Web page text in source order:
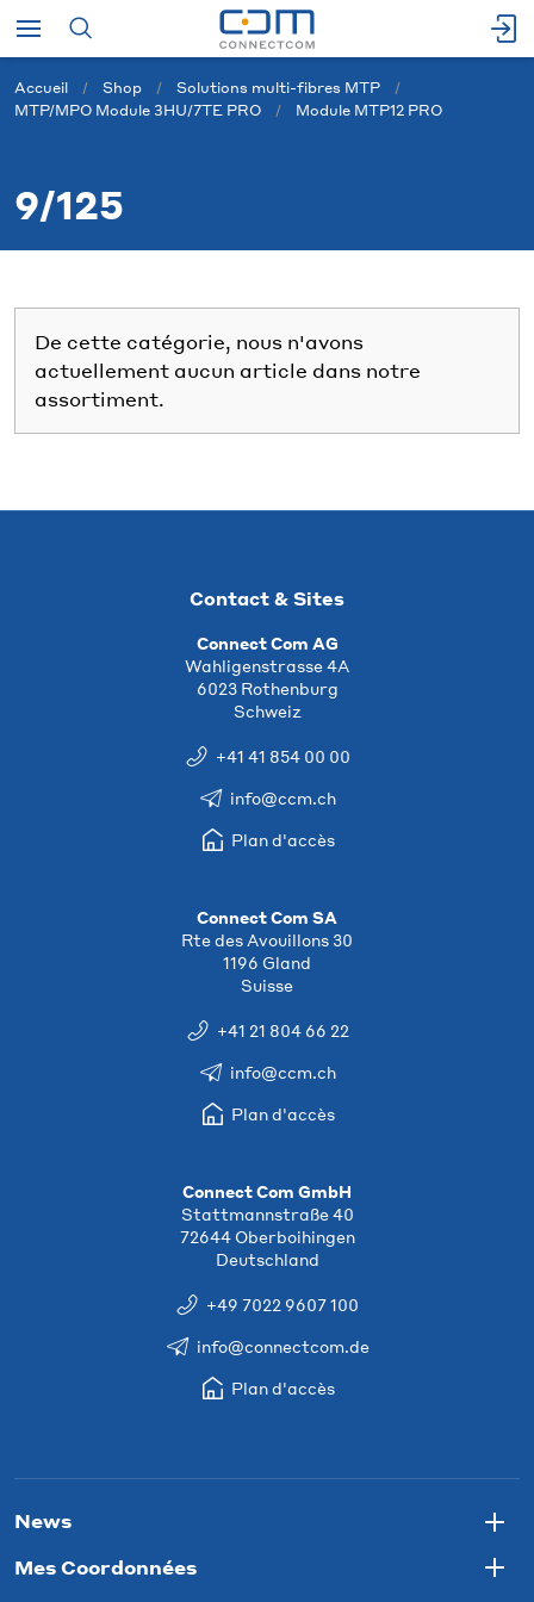
Accueil Shop
Solutions multi-fibres MTP
MTP/MPO Module 3HU/7TE PRO
Module MTP12 PRO
9/125
De cette catégorie, nous n'avons
actuellement aucun article dans notre
assortiment.
Contact & Sites
Connect Com AG
Wahligenstrasse 4A
6023 Rothenburg
Schweiz
+41 41 854 00 00
info@ccm.ch
Plan d'accès
Connect Com SA
Rte des Avouillons 30
1196 Gland
Suisse
+41 21 804 66 22
info@ccm.ch
Plan d'accès
Connect Com GmbH
Stattmannstraße 40
72644 Oberboihingen
Deutschland
+49 7022 9607 100
info@connectcom.de
Plan d'accès
News
Mes Coordonnées